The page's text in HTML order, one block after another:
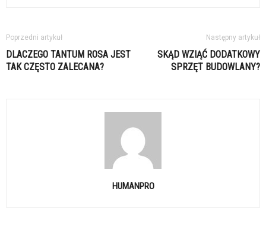
Poprzedni artykuł
DLACZEGO TANTUM ROSA JEST
TAK CZĘSTO ZALECANA?
Następny artykuł
SKĄD WZIĄĆ DODATKOWY
SPRZĘT BUDOWLANY?
HUMANPRO